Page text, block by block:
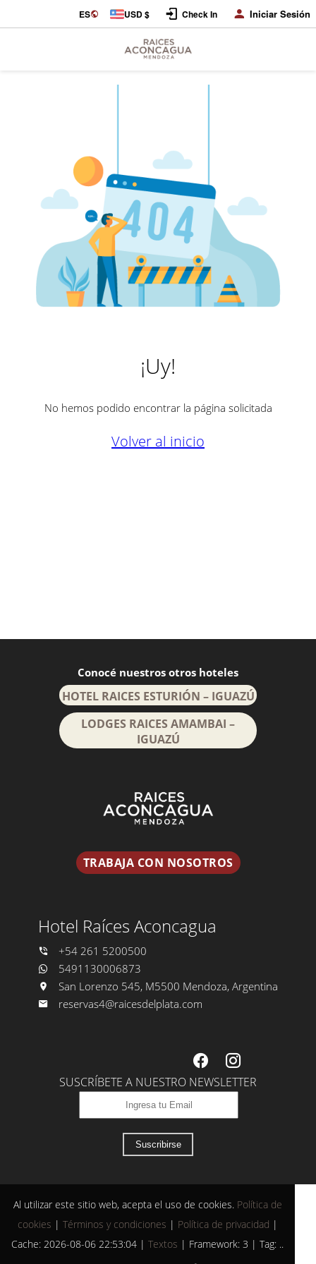
ES USD $ Check In Iniciar Sesión
¡Uy!
No hemos podido encontrar la página solicitada
Volver al inicio
Hotel Raíces Aconcagua
+54 261 5200500
5491130006873
San Lorenzo 545, M5500 Mendoza, Argentina
reservas4@raicesdelplata.com
TRABAJA CON NOSOTROS
Conocé nuestros otros hoteles
HOTEL RAICES ESTURIÓN – IGUAZÚ
LODGES RAICES AMAMBAI –
IGUAZÚ
SUSCRÍBETE A NUESTRO NEWSLETTER
Suscribirse
Al utilizar este sitio web, acepta el uso de cookies. Política de
cookies | Términos y condiciones | Política de privacidad |
Cache: 2026-08-06 22:53:04 | Textos | Framework: 3 | Tag: ..